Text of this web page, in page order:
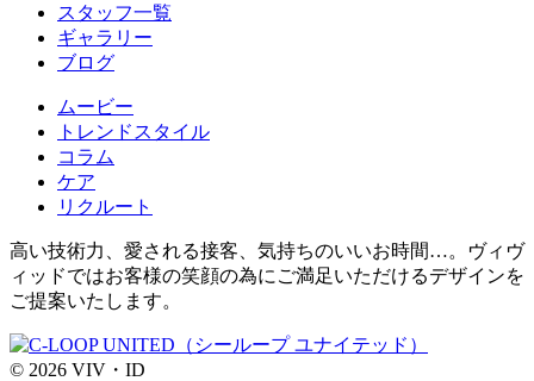
スタッフ一覧
ギャラリー
ブログ
ムービー
トレンドスタイル
コラム
ケア
リクルート
高い技術力、愛される接客、気持ちのいいお時間…。ヴィヴ
ィッドではお客様の笑顔の為にご満足いただけるデザインを
ご提案いたします。
© 2026 VIV・ID